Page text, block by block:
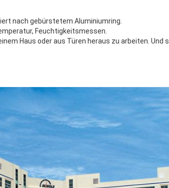
nach gebürstetem Aluminiumring.
Feuchtigkeitsmessen.
Haus oder aus Türen heraus zu arbeiten.